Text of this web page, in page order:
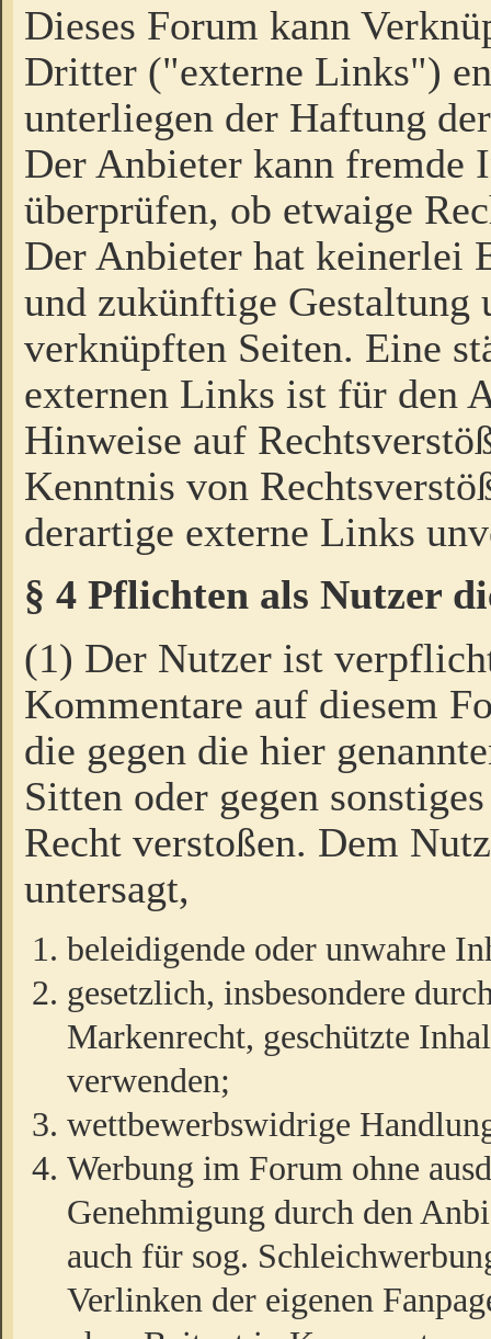
Dieses Forum kann
Dritter ("externe Links")
unterliegen der Haftung
Der Anbieter kann fremde
überprüfen, ob etwaige
Der Anbieter hat keinerlei
und zukünftige Gestaltung
verknüpften Seiten. Eine
externen Links ist für den
Hinweise auf
Kenntnis von
derartige externe Links
§ 4 Pflichten als Nutzer
(1) Der Nutzer ist
Kommentare auf diesem
die gegen die hier
Sitten oder gegen
Recht verstoßen. Dem
untersagt,
beleidigende oder unwahre
gesetzlich, insbesondere
Markenrecht, geschützte
verwenden;
wettbewerbswidrige
Werbung im Forum ohne
Genehmigung durch den
auch für sog.
Verlinken der eigenen